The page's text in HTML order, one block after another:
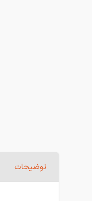
توضیحات